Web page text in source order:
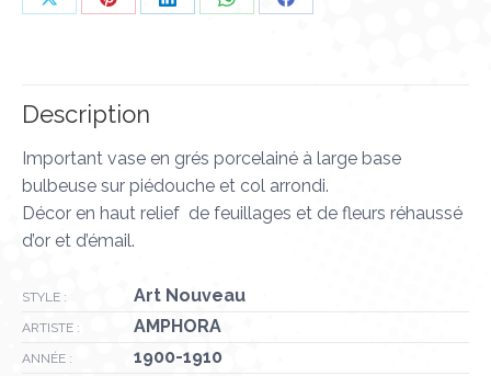
PartagerPartagerPartagerPartagerPartager
Description
Important vase en grés porcelainé à large base
bulbeuse sur piédouche et col arrondi.
Décor en haut relief de feuillages et de fleurs réhaussé
d’or et d’émail.
STYLE : Art Nouveau
ARTISTE : AMPHORA
ANNÉE : 1900-1910